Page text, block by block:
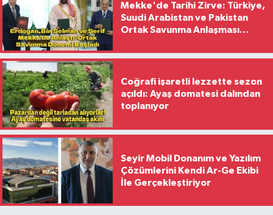
Mekke'de Tarihi Zirve: Türkiye,
Suudi Arabistan ve Pakistan
Ortak Savunma Anlaşması
Coğrafi işaretli lezzette sezon
açıldı: Ayaş domatesi dalından
toplanıyor
Seyir Mobil Donanım ve Yazılım
Çözümlerini Kendi Ar-Ge Ekibi
İle Gerçekleştiriyor